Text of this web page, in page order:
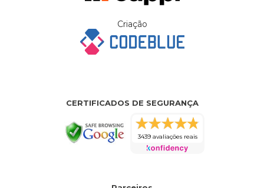
Criação
CERTIFICADOS DE SEGURANÇA
3439 avaliações reais